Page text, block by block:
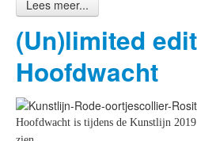
Lees meer...
(Un)limited
Hoofdwacht
Hoofdwacht is tijdens de Kunstlijn